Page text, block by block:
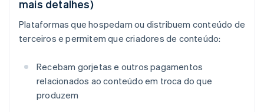
mais detalhes)
Plataformas que hospedam ou distribuem conteúdo de
terceiros e permitem que criadores de conteúdo:
Recebam gorjetas e outros pagamentos
relacionados ao conteúdo em troca do que
produzem